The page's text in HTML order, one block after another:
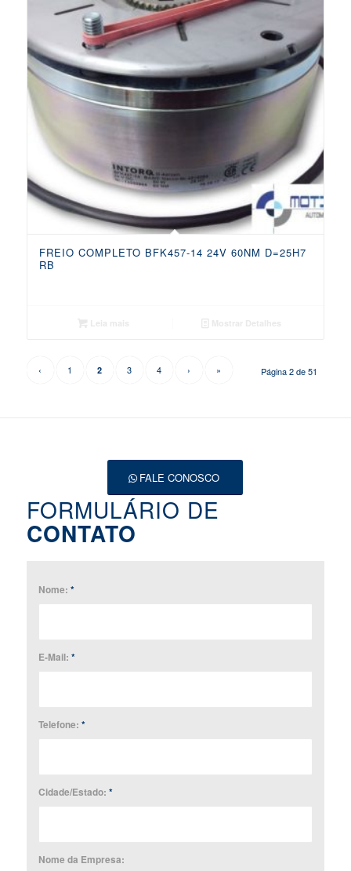
FREIO COMPLETO BFK457-14 24V 60NM D=25H7
RB
Página 2 de 51
‹ 1 2 3 4 › »
FALE CONOSCO
FORMULÁRIO DE
CONTATO
Nome: *
E-Mail: *
Telefone: *
Cidade/Estado: *
Nome da Empresa: